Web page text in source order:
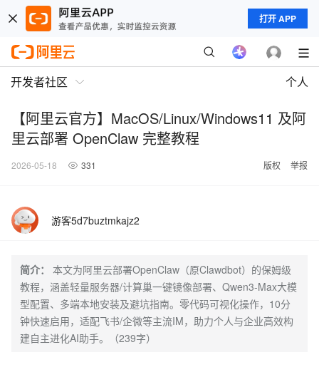
打开 APP
开发者社区 个人
【阿里云官方】MacOS/Linux/Windows11 及阿
里云部署 OpenClaw 完整教程
2026-05-18 331 版权 举报
游客5d7buztmkajz2
简介：
本文为阿里云部署OpenClaw（原Clawdbot）的保姆级
教程，涵盖轻量服务器/计算巢一键镜像部署、Qwen3-Max大模
型配置、多端本地安装及避坑指南。零代码可视化操作，10分
钟快速启用，适配飞书/企微等主流IM，助力个人与企业高效构
建自主进化AI助手。（239字）